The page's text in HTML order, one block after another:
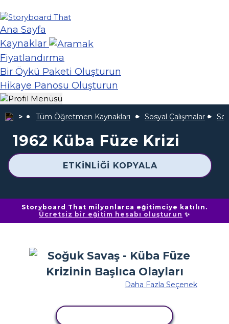
Ana Sayfa
Kaynaklar
Fiyatlandırma
Bir Öykü Paketi Oluşturun
Hikaye Panosu Oluşturun
Tüm Öğretmen Kaynakları Sosyal Çalışmalar
1962 Küba Füze Krizi
ETKINLIĞI KOPYALA
Storyboard That milyonlarca eğitimciye katılın.
Ücretsiz bir eğitim hesabı oluşturun ✨
Daha Fazla Seçenek